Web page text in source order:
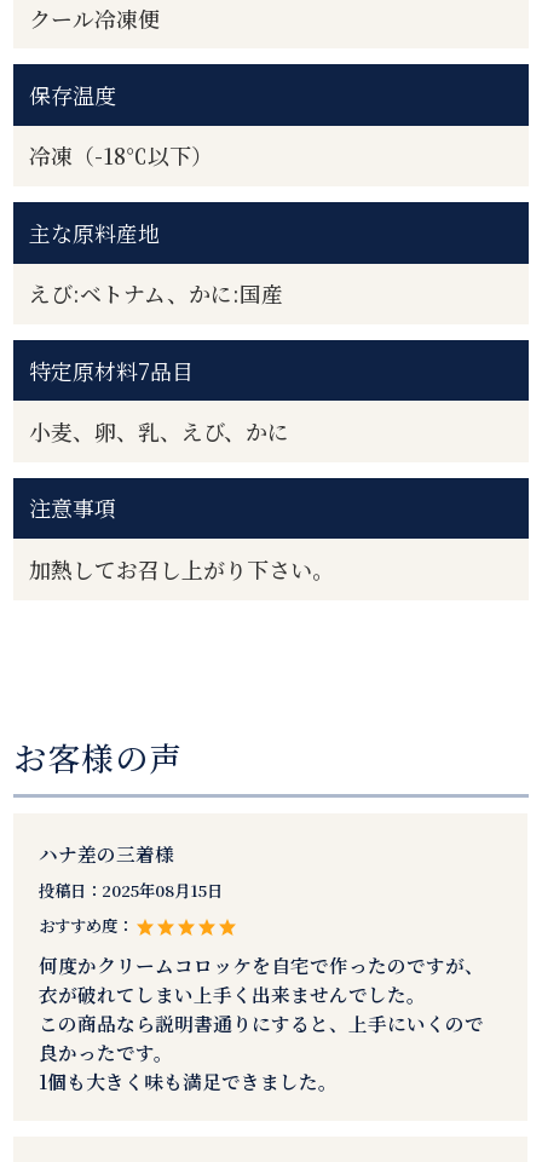
クール冷凍便
保存温度
冷凍（-18℃以下）
主な原料産地
えび:ベトナム、かに:国産
特定原材料7品目
小麦、卵、乳、えび、かに
注意事項
加熱してお召し上がり下さい。
お客様の声
ハナ差の三着様
投稿日： 2025年08月15日
おすすめ度：
何度かクリームコロッケを自宅で作ったのですが、
衣が破れてしまい上手く出来ませんでした。
この商品なら説明書通りにすると、上手にいくので
良かったです。
1個も大きく味も満足できました。